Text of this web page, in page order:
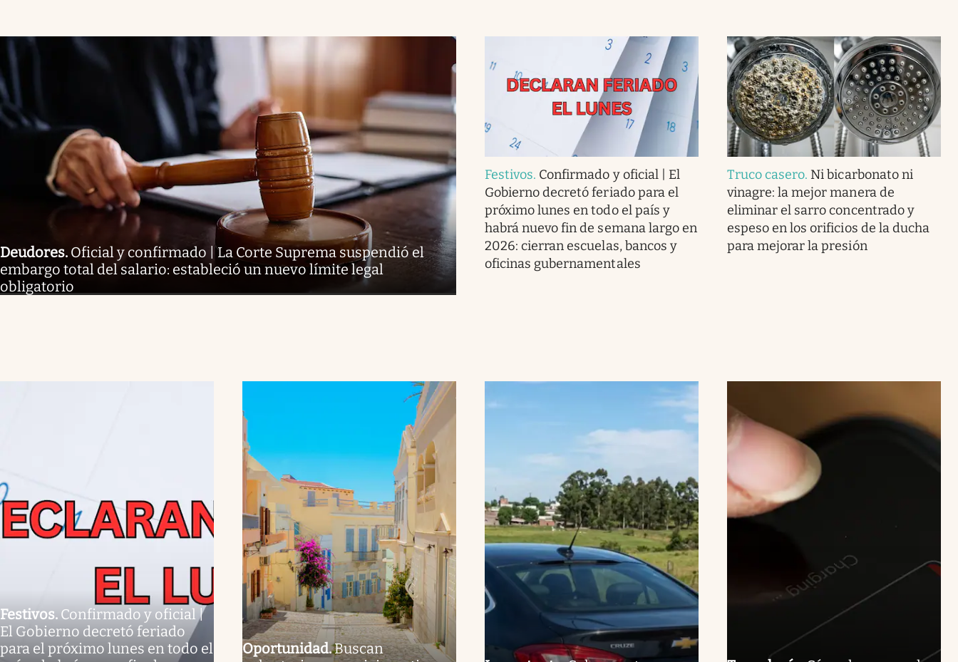
Deudores. Oficial y confirmado | La Corte Suprema suspendió el
embargo total del salario: estableció un nuevo límite legal
obligatorio
Festivos. Confirmado y oficial | El
Gobierno decretó feriado para el
próximo lunes en todo el país y
habrá nuevo fin de semana largo en
2026: cierran escuelas, bancos y
oficinas gubernamentales
Truco casero. Ni bicarbonato ni
vinagre: la mejor manera de
eliminar el sarro concentrado y
espeso en los orificios de la ducha
para mejorar la presión
Festivos. Confirmado y oficial |
El Gobierno decretó feriado
para el próximo lunes en todo el
Oportunidad.Buscan